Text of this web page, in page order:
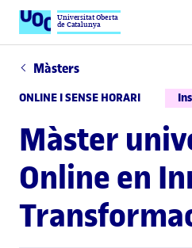
Universitat Oberta
de Catalunya
Màsters
ONLINE I SENSE HORARI
Màster
Online en